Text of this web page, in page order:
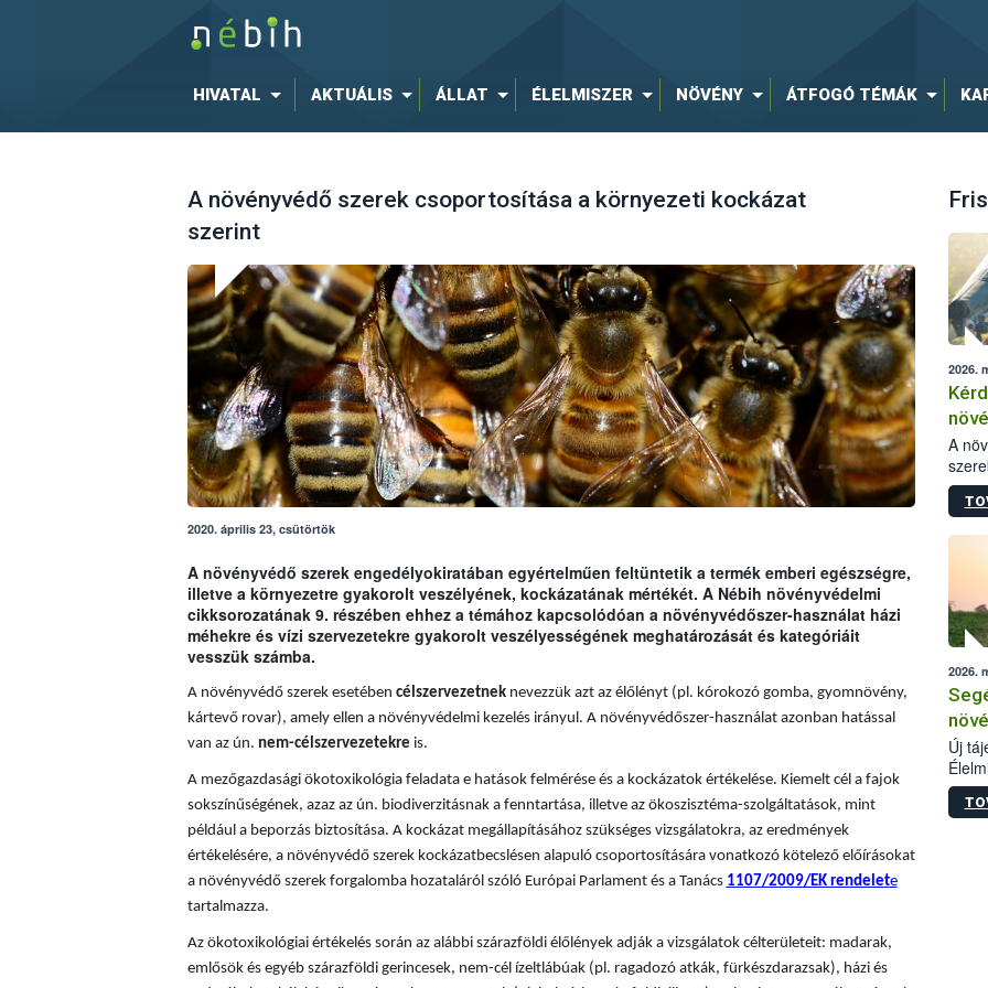
HIVATAL AKTUÁLIS ÁLLAT ÉLELMISZER NÖVÉNY ÁTFOGÓ TÉMÁK
A növényvédő szerek csoportosítása a környezeti kockázat
szerint
2020. április 23, csütörtök
A növényvédő szerek engedélyokiratában egyértelműen feltüntetik a termék emberi egészségre,
illetve a környezetre gyakorolt veszélyének, kockázatának mértékét. A Nébih növényvédelmi
cikksorozatának 9. részében ehhez a témához kapcsolódóan a növényvédőszer-használat házi
méhekre és vízi szervezetekre gyakorolt veszélyességének meghatározását és kategóriáit
vesszük számba.
A növényvédő szerek esetében célszervezetneknevezzük azt az élőlényt (pl. kórokozó gomba, gyomnövény,
kártevő rovar), amely ellen a növényvédelmi kezelés irányul. A növényvédőszer-használat azonban hatással
van az ún. nem-célszervezetekre is.
A mezőgazdasági ökotoxikológia feladata e hatások felmérése és a kockázatok értékelése. Kiemelt cél a fajok
sokszínűségének, azaz az ún. biodiverzitásnak a fenntartása, illetve az ökoszisztéma-szolgáltatások, mint
például a beporzás biztosítása. A kockázat megállapításához szükséges vizsgálatokra, az eredmények
értékelésére, a növényvédő szerek kockázatbecslésen alapuló csoportosítására vonatkozó kötelező előírásokat
a növényvédő szerek forgalomba hozataláról szóló Európai Parlament és a Tanács 1107/2009/EK rendelete
tartalmazza.
Az ökotoxikológiai értékelés során az alábbi szárazföldi élőlények adják a vizsgálatok célterületeit: madarak,
emlősök és egyéb szárazföldi gerincesek, nem-cél ízeltlábúak (pl. ragadozó atkák, fürkészdarazsak), házi és
2026.
A
kis
2026.
Új